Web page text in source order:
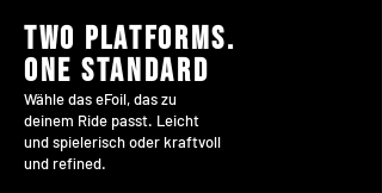
two platforms.
one standard
Wähle das eFoil, das zu
deinem Ride passt. Leicht
und spielerisch oder kraftvoll
und refined.